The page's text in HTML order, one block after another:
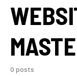
0 posts